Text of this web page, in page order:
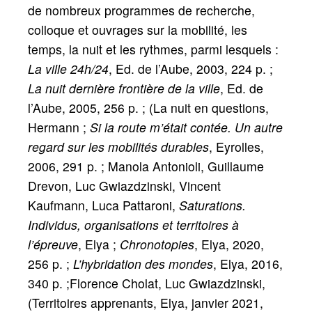
de nombreux programmes de recherche,
colloque et ouvrages sur la mobilité, les
temps, la nuit et les rythmes, parmi lesquels :
La ville 24h/24, Ed. de l’Aube, 2003, 224 p. ;
La nuit dernière frontière de la ville, Ed. de
l’Aube, 2005, 256 p. ; (La nuit en questions,
Hermann ; Si la route m’était contée. Un autre
regard sur les mobilités durables, Eyrolles,
2006, 291 p. ; Manola Antonioli, Guillaume
Drevon, Luc Gwiazdzinski, Vincent
Kaufmann, Luca Pattaroni, Saturations.
Individus, organisations et territoires à
l’épreuve, Elya ; Chronotopies, Elya, 2020,
256 p. ; L’hybridation des mondes, Elya, 2016,
340 p. ;Florence Cholat, Luc Gwiazdzinski,
(Territoires apprenants, Elya, janvier 2021,